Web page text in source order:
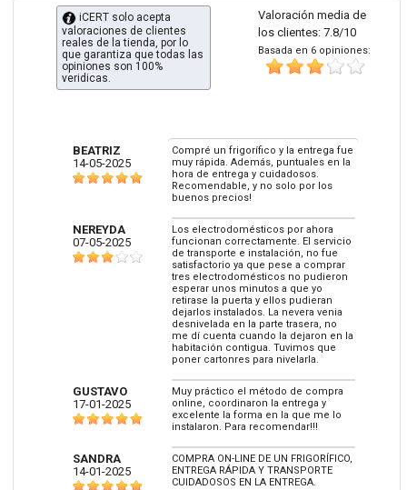
Valoración media de
los clientes: 7.8/10
Basada en 6 opiniones:
iCERT solo acepta
valoraciones de clientes
reales de la tienda, por lo
que garantiza que todas las
opiniones son 100%
veridicas.
BEATRIZ
14-05-2025
Compré un frigorífico y la entrega fue
muy rápida. Además, puntuales en la
hora de entrega y cuidadosos.
Recomendable, y no solo por los
buenos precios!
NEREYDA
07-05-2025
Los electrodomésticos por ahora
funcionan correctamente. El servicio
de transporte e instalación, no fue
satisfactorio ya que pese a comprar
tres electrodomésticos no pudieron
esperar unos minutos a que yo
retirase la puerta y ellos pudieran
dejarlos instalados. La nevera venia
desnivelada en la parte trasera, no
me dí cuenta cuando la dejaron en la
habitación contigua. Tuvimos que
poner cartonres para nivelarla.
GUSTAVO
17-01-2025
Muy práctico el método de compra
online, coordinaron la entrega y
excelente la forma en la que me lo
instalaron. Para recomendar!!!
SANDRA
14-01-2025
COMPRA ON-LINE DE UN FRIGORÍFICO,
ENTREGA RÁPIDA Y TRANSPORTE
CUIDADOSOS EN LA ENTREGA.